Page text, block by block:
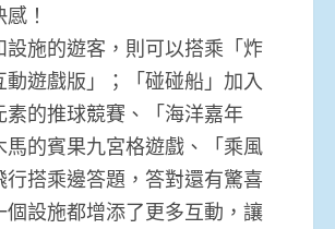
！
設施的遊客，則可以搭乘「炸
動遊戲版」；「碰碰船」加入
素的推球競賽、「海洋嘉年
馬的賓果九宮格遊戲、「乘風
行搭乘邊答題，答對還有驚喜
個設施都增添了更多互動，讓